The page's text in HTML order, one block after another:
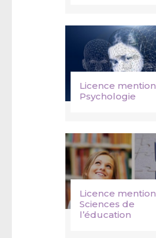
Licence mention
Psychologie
Licence mention
Sciences de
l’éducation